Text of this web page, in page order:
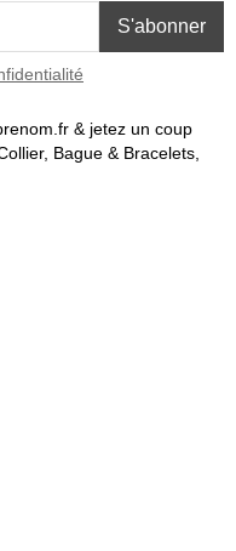
S'abonner
& jetez un coup
Bague & Bracelets,